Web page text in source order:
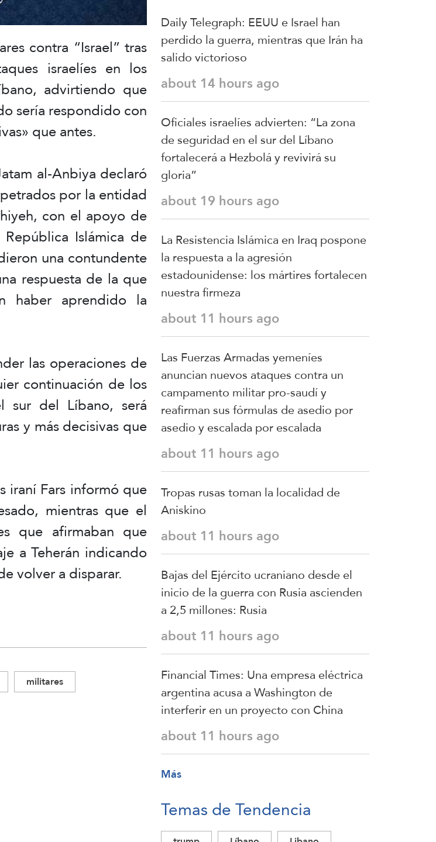
contra “Israel” tras
israelíes en los
advirtiendo que
sería respondido con
que antes.
al-Anbiya declaró
por la entidad
con el apoyo de
Islámica de
una contundente
respuesta de la que
haber aprendido la
las operaciones de
continuación de los
sur del Líbano, será
y más decisivas que
iraní Fars informó que
mientras que el
que afirmaban que
a Teherán indicando
volver a disparar.
militares
Daily Telegraph: EEUU e Israel han
perdido la guerra, mientras que Irán ha
salido victorioso
about 14 hours ago
Oficiales israelíes advierten: “La zona
de seguridad en el sur del Líbano
fortalecerá a Hezbolá y revivirá su
gloria”
about 19 hours ago
La Resistencia Islámica en Iraq pospone
la respuesta a la agresión
estadounidense: los mártires fortalecen
nuestra firmeza
about 11 hours ago
Las Fuerzas Armadas yemeníes
anuncian nuevos ataques contra un
campamento militar pro-saudí y
reafirman sus fórmulas de asedio por
asedio y escalada por escalada
about 11 hours ago
Tropas rusas toman la localidad de
Aniskino
about 11 hours ago
Bajas del Ejército ucraniano desde el
inicio de la guerra con Rusia ascienden
a 2,5 millones: Rusia
about 11 hours ago
Financial Times: Una empresa eléctrica
argentina acusa a Washington de
interferir en un proyecto con China
about 11 hours ago
Más
Temas de Tendencia